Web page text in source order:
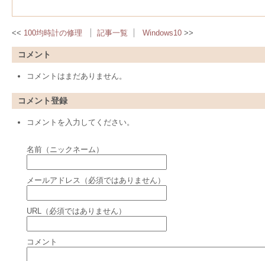
100均時計の修理 記事一覧 Windows10
コメント
コメントはまだありません。
コメント登録
コメントを入力してください。
名前（ニックネーム）
メールアドレス（必須ではありません）
URL（必須ではありません）
コメント